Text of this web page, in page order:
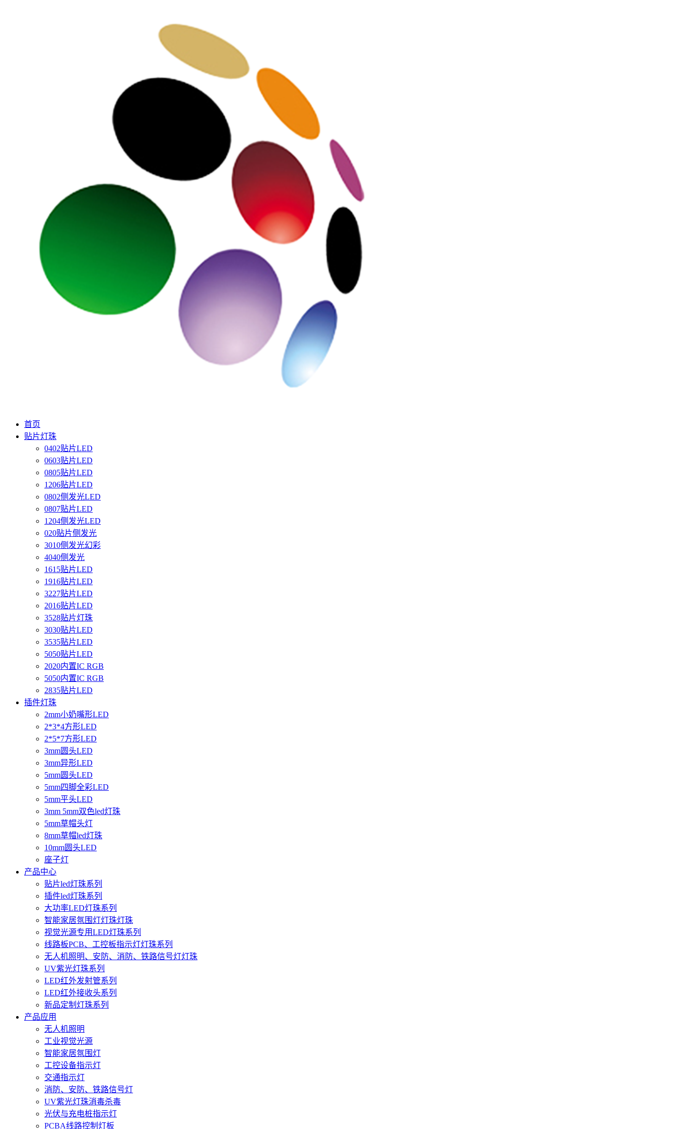
首页
贴片灯珠
0402贴片LED
0603贴片LED
0805贴片LED
1206贴片LED
0802侧发光LED
0807贴片LED
1204侧发光LED
020贴片侧发光
3010侧发光幻彩
4040侧发光
1615贴片LED
1916贴片LED
3227贴片LED
2016贴片LED
3528贴片灯珠
3030贴片LED
3535贴片LED
5050贴片LED
2020内置IC RGB
5050内置IC RGB
2835贴片LED
插件灯珠
2mm小奶嘴形LED
2*3*4方形LED
2*5*7方形LED
3mm圆头LED
3mm异形LED
5mm圆头LED
5mm四脚全彩LED
5mm平头LED
3mm 5mm双色led灯珠
5mm草帽头灯
8mm草帽led灯珠
10mm圆头LED
座子灯
产品中心
贴片led灯珠系列
插件led灯珠系列
大功率LED灯珠系列
智能家居氛围灯灯珠灯珠
视觉光源专用LED灯珠系列
线路板PCB、工控板指示灯灯珠系列
无人机照明、安防、消防、铁路信号灯灯珠
UV紫光灯珠系列
LED红外发射管系列
LED红外接收头系列
新品定制灯珠系列
产品应用
无人机照明
工业视觉光源
智能家居氛围灯
工控设备指示灯
交通指示灯
消防、安防、铁路信号灯
UV紫光灯珠消毒杀毒
光伏与充电桩指示灯
PCBA线路控制灯板